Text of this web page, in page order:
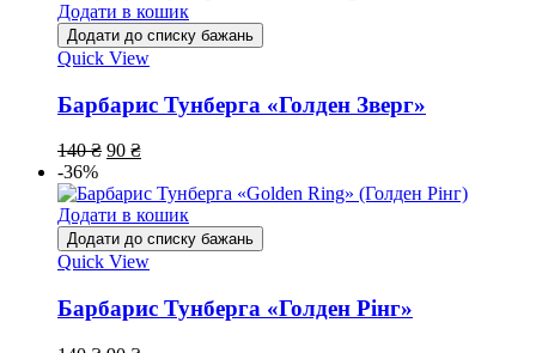
Додати в кошик
Додати до списку бажань
Quick View
Барбарис Тунберга «Голден Зверг»
140₴ 90 ₴
-36%
Додати в кошик
Додати до списку бажань
Quick View
Барбарис Тунберга «Голден Рінг»